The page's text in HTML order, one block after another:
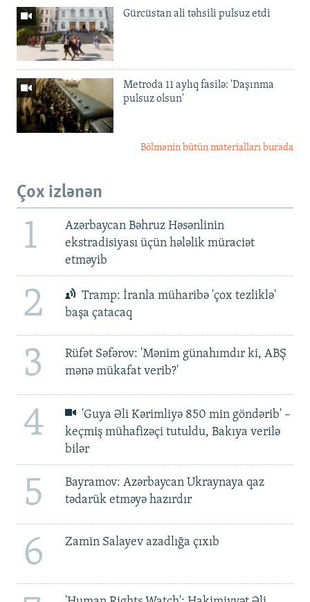
Gürcüstan ali təhsili pulsuz etdi
Metroda 11 aylıq fasilə: 'Daşınma
pulsuz olsun'
Bölmənin bütün materialları burada
Çox izlənən
1
Azərbaycan Bəhruz Həsənlinin
ekstradisiyası üçün hələlik müraciət
etməyib
2
Tramp: İranla müharibə 'çox tezliklə'
başa çatacaq
3
Rüfət Səfərov: 'Mənim günahımdır ki, ABŞ
mənə mükafat verib?'
4
'Guya Əli Kərimliyə 850 min göndərib' –
keçmiş mühafizəçi tutuldu, Bakıya verilə
bilər
5
Bayramov: Azərbaycan Ukraynaya qaz
tədarük etməyə hazırdır
6 Zamin Salayev azadlığa çıxıb